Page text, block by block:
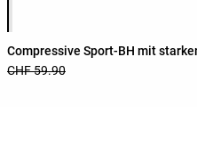
Compressive Sport-BH mit
CHF 59.90